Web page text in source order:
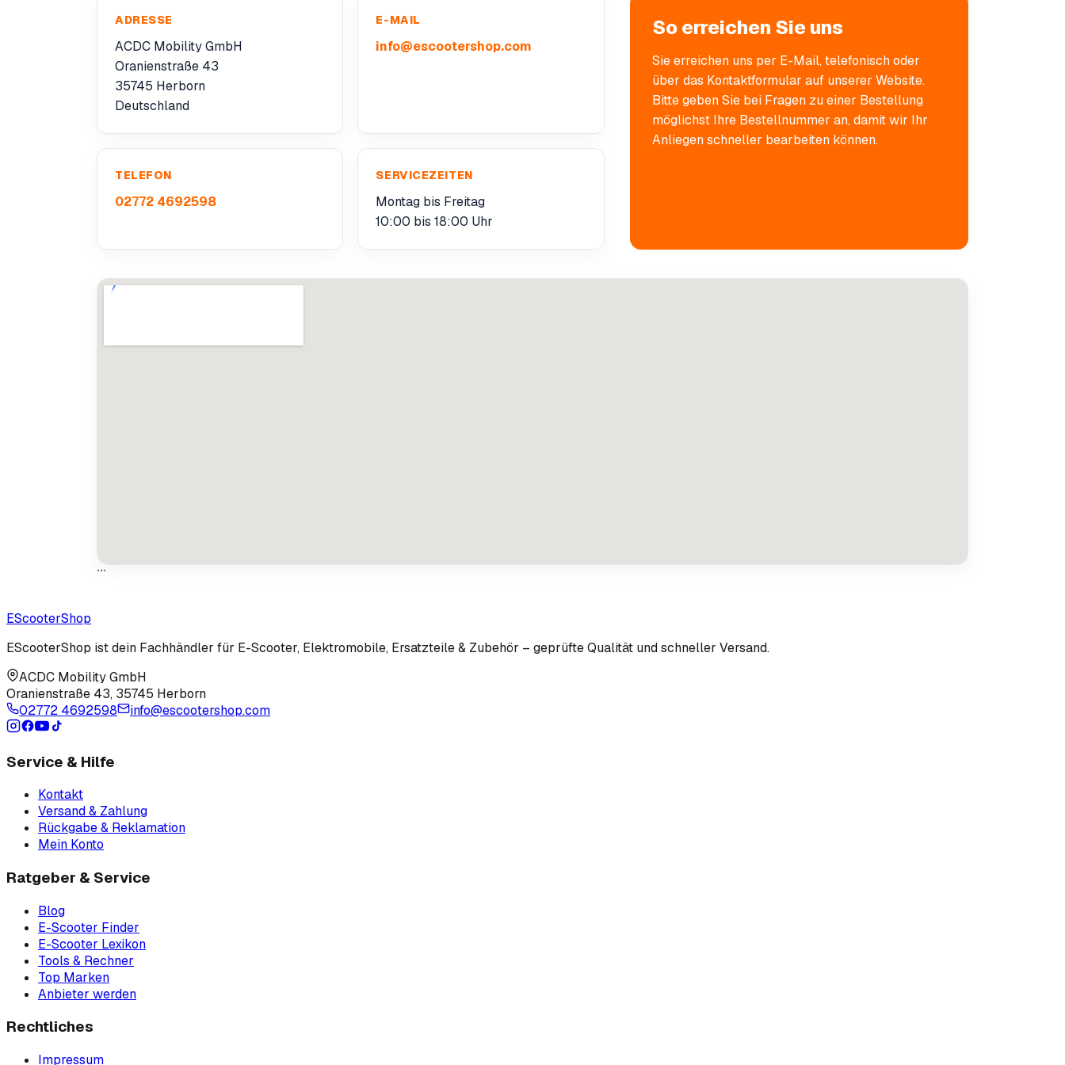
ADRESSE
ACDC Mobility GmbH
Oranienstraße 43
35745 Herborn
Deutschland
E-MAIL
info@escootershop.com
TELEFON
02772 4692598
SERVICEZEITEN
Montag bis Freitag
10:00 bis 18:00 Uhr
So erreichen Sie uns
Sie erreichen uns per E-Mail, telefonisch oder
über das Kontaktformular auf unserer Website.
Bitte geben Sie bei Fragen zu einer Bestellung
möglichst Ihre Bestellnummer an, damit wir Ihr
Anliegen schneller bearbeiten können.
```
EScooterShop
EScooterShop ist dein Fachhändler für E-Scooter, Elektromobile, Ersatzteile & Zubehör – geprüfte Qualität und schneller Versand.
ACDC Mobility GmbH
Oranienstraße 43, 35745 Herborn
02772 4692598
info@escootershop.com
Service & Hilfe
Kontakt
Versand & Zahlung
Rückgabe & Reklamation
Mein Konto
Ratgeber & Service
Blog
E-Scooter Finder
E-Scooter Lexikon
Tools & Rechner
Top Marken
Anbieter werden
Rechtliches
Impressum